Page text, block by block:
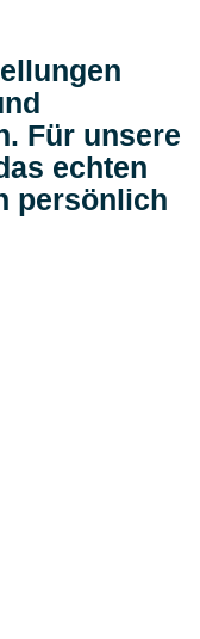
Für unsere
echten
persönlich